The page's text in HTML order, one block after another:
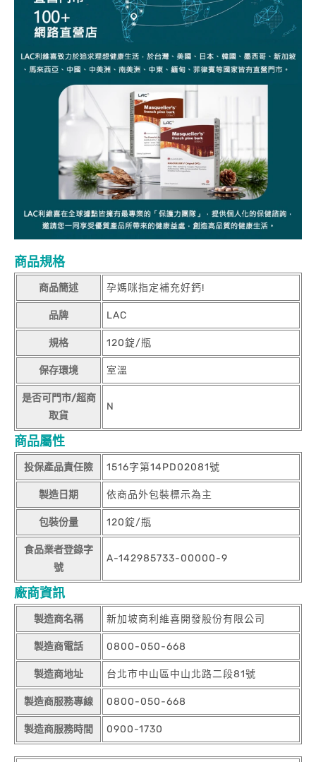
商品規格
商品簡述 孕媽咪指定補充好鈣!
品牌 LAC
規格 120錠/瓶
保存環境 室溫
是否可門市/超商
取貨
N
商品屬性
投保產品責任險 1516字第14PD02081號
製造日期 依商品外包裝標示為主
包裝份量 120錠/瓶
食品業者登錄字
號
A-142985733-00000-9
廠商資訊
製造商名稱 新加坡商利維喜開發股份有限公司
製造商電話 0800-050-668
製造商地址 台北市中山區中山北路二段81號
製造商服務專線 0800-050-668
製造商服務時間 0900-1730